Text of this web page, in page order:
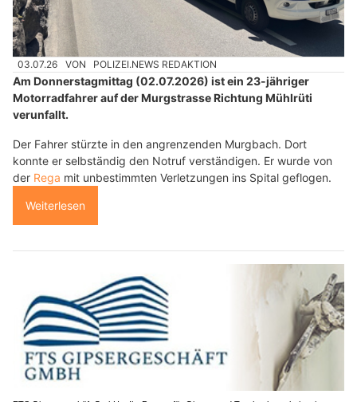
03.07.26 VON POLIZEI.NEWS REDAKTION
Am Donnerstagmittag (02.07.2026) ist ein 23-jähriger
Motorradfahrer auf der Murgstrasse Richtung Mühlrüti
verunfallt.
Der Fahrer stürzte in den angrenzenden Murgbach. Dort
konnte er selbständig den Notruf verständigen. Er wurde von
der Rega mit unbestimmten Verletzungen ins Spital geflogen.
Weiterlesen